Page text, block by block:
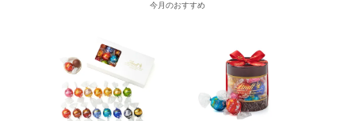
今月のおすすめ